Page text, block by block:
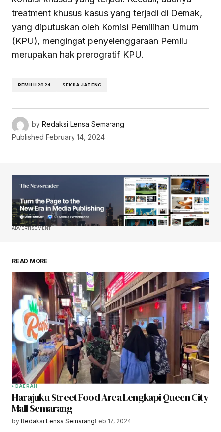
treatment khusus kasus yang terjadi di Demak,
yang diputuskan oleh Komisi Pemilihan Umum
(KPU), mengingat penyelenggaraan Pemilu
merupakan hak prerogratif KPU.
PEMILU 2024 SEKDA JATENG
by Redaksi Lensa Semarang
Published February 14, 2024
ADVERTISEMENT
READ MORE
DAERAH
Harajuku Street Food Area Lengkapi Queen City
Mall Semarang
by Redaksi Lensa SemarangFeb 17, 2024